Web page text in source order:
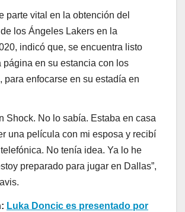
parte vital en la obtención del
los Ángeles Lakers en la
indicó que, se encuentra listo
página en su estancia con los
para enfocarse en su estadía en
Shock. No lo sabía. Estaba en casa
una película con mi esposa y recibí
No tenía idea. Ya lo he
preparado para jugar en Dallas”,
Luka Doncic es presentado por